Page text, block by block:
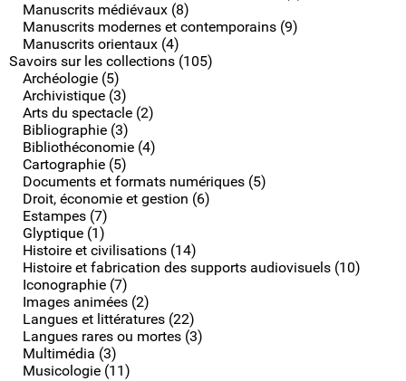
Manuscrits médiévaux (8)
Manuscrits modernes et contemporains (9)
Manuscrits orientaux (4)
Savoirs sur les collections (105)
Archéologie (5)
Archivistique (3)
Arts du spectacle (2)
Bibliographie (3)
Bibliothéconomie (4)
Cartographie (5)
Documents et formats numériques (5)
Droit, économie et gestion (6)
Estampes (7)
Glyptique (1)
Histoire et civilisations (14)
Histoire et fabrication des supports audiovisuels (10)
Iconographie (7)
Images animées (2)
Langues et littératures (22)
Langues rares ou mortes (3)
Multimédia (3)
Musicologie (11)